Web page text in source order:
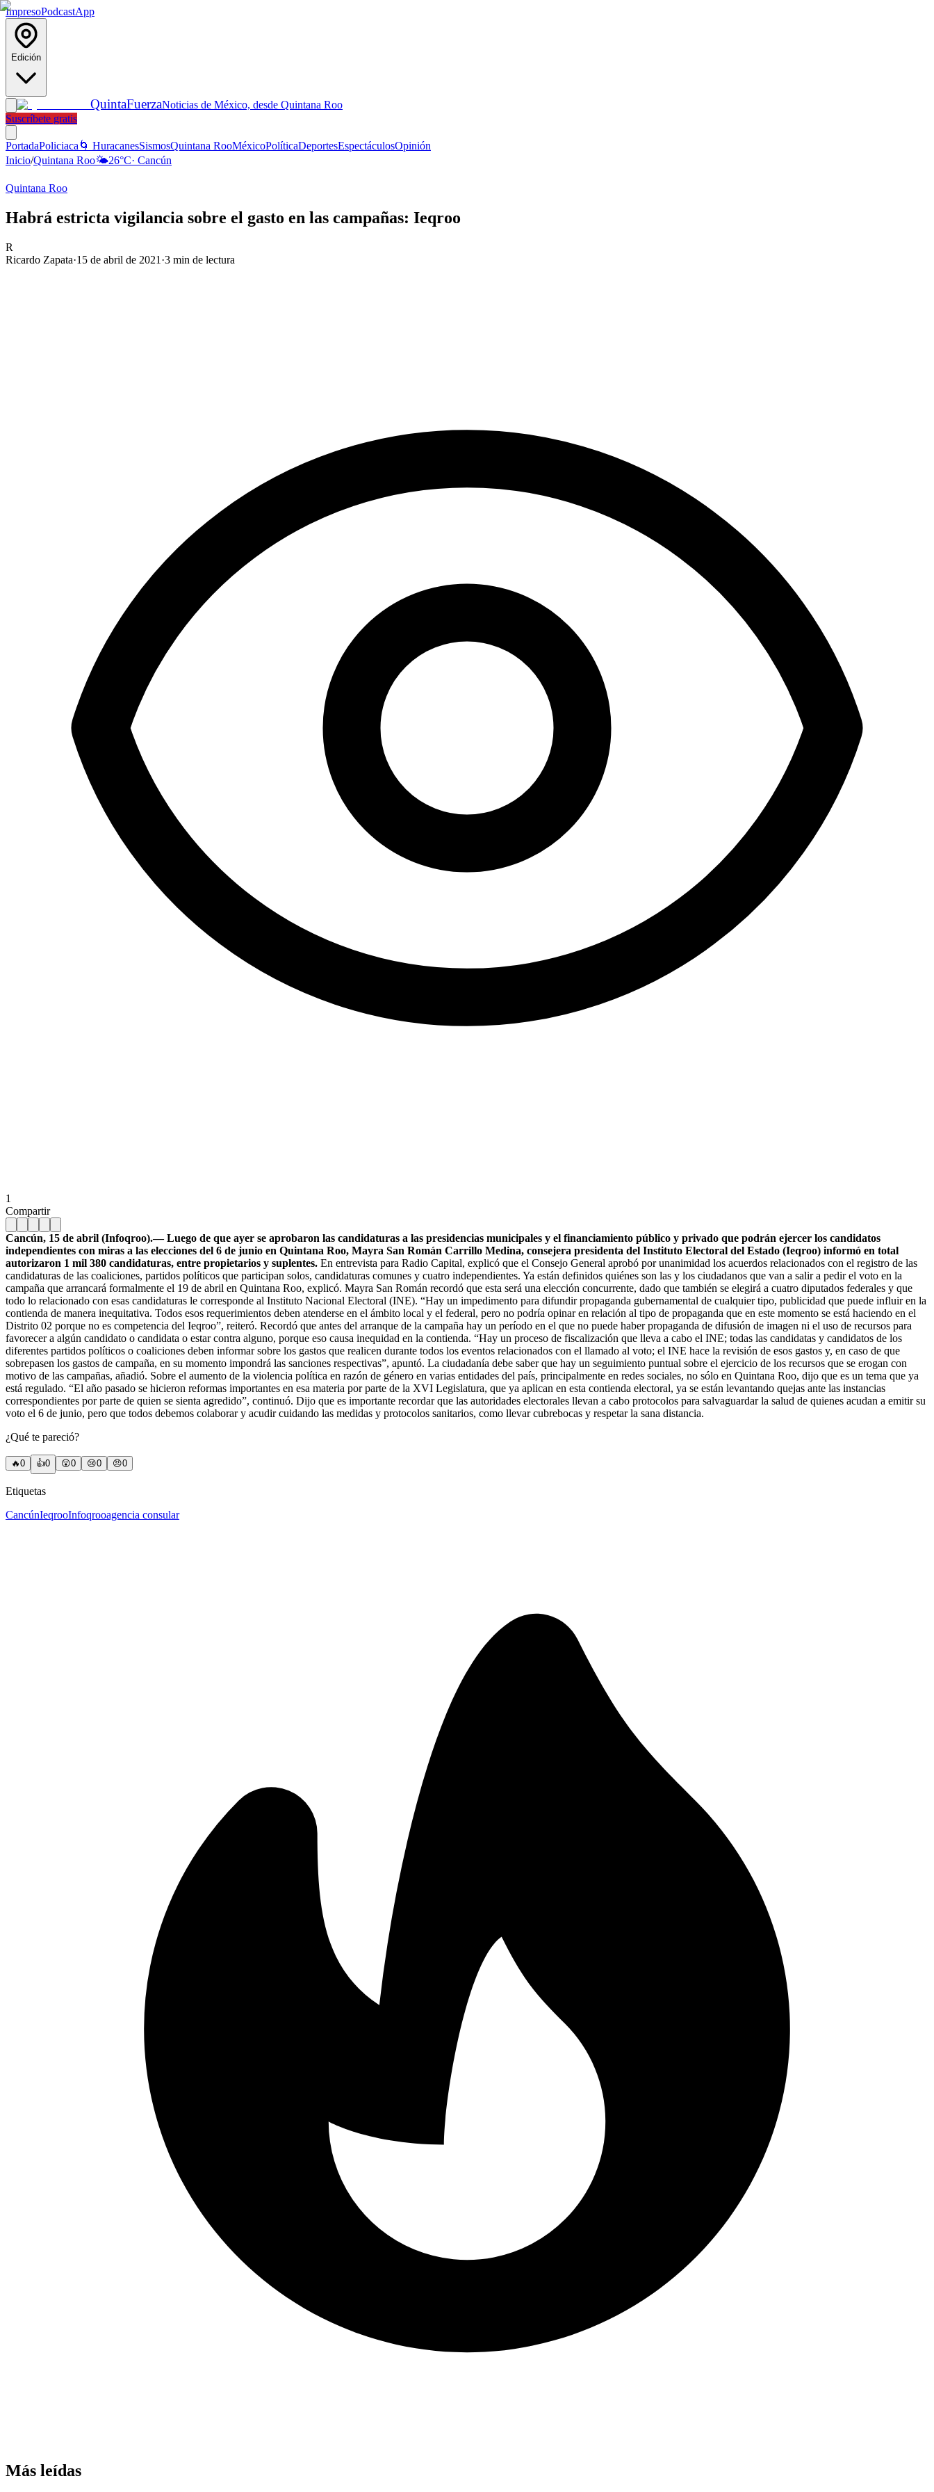
ImpresoPodcastApp
Edición
QuintaFuerzaNoticias de México, desde Quintana Roo
Suscríbete gratis
PortadaPoliciaca 🌀 HuracanesSismosQuintana RooMéxicoPolíticaDeportesEspectáculosOpinión
Inicio/Quintana Roo🌤️26°C· Cancún
Quintana Roo
Habrá estricta vigilancia sobre el gasto en las campañas: Ieqroo
R
Ricardo Zapata·15 de abril de 2021 ·3 min de lectura
1
Compartir
Cancún, 15 de abril (Infoqroo).— Luego de que ayer se aprobaron las candidaturas a las presidencias municipales y el financiamiento público y privado que podrán ejercer los candidatos
independientes con miras a las elecciones del 6 de junio en Quintana Roo, Mayra San Román Carrillo Medina, consejera presidenta del Instituto Electoral del Estado (Ieqroo) informó en total
autorizaron 1 mil 380 candidaturas, entre propietarios y suplentes. En entrevista para Radio Capital, explicó que el Consejo General aprobó por unanimidad los acuerdos relacionados con el registro de las
candidaturas de las coaliciones, partidos políticos que participan solos, candidaturas comunes y cuatro independientes. Ya están definidos quiénes son las y los ciudadanos que van a salir a pedir el voto en la
campaña que arrancará formalmente el 19 de abril en Quintana Roo, explicó. Mayra San Román recordó que esta será una elección concurrente, dado que también se elegirá a cuatro diputados federales y que
todo lo relacionado con esas candidaturas le corresponde al Instituto Nacional Electoral (INE). “Hay un impedimento para difundir propaganda gubernamental de cualquier tipo, publicidad que puede influir en la
contienda de manera inequitativa. Todos esos requerimientos deben atenderse en el ámbito local y el federal, pero no podría opinar en relación al tipo de propaganda que en este momento se está haciendo en el
Distrito 02 porque no es competencia del Ieqroo”, reiteró. Recordó que antes del arranque de la campaña hay un período en el que no puede haber propaganda de difusión de imagen ni el uso de recursos para
favorecer a algún candidato o candidata o estar contra alguno, porque eso causa inequidad en la contienda. “Hay un proceso de fiscalización que lleva a cabo el INE; todas las candidatas y candidatos de los
diferentes partidos políticos o coaliciones deben informar sobre los gastos que realicen durante todos los eventos relacionados con el llamado al voto; el INE hace la revisión de esos gastos y, en caso de que
sobrepasen los gastos de campaña, en su momento impondrá las sanciones respectivas”, apuntó. La ciudadanía debe saber que hay un seguimiento puntual sobre el ejercicio de los recursos que se erogan con
motivo de las campañas, añadió. Sobre el aumento de la violencia política en razón de género en varias entidades del país, principalmente en redes sociales, no sólo en Quintana Roo, dijo que es un tema que ya
está regulado. “El año pasado se hicieron reformas importantes en esa materia por parte de la XVI Legislatura, que ya aplican en esta contienda electoral, ya se están levantando quejas ante las instancias
correspondientes por parte de quien se sienta agredido”, continuó. Dijo que es importante recordar que las autoridades electorales llevan a cabo protocolos para salvaguardar la salud de quienes acudan a emitir su
voto el 6 de junio, pero que todos debemos colaborar y acudir cuidando las medidas y protocolos sanitarios, como llevar cubrebocas y respetar la sana distancia.
¿Qué te pareció?
🔥0 👍0 😲0 😢0 😠0
Etiquetas
CancúnIeqrooInfoqrooagencia consular
Más leídas